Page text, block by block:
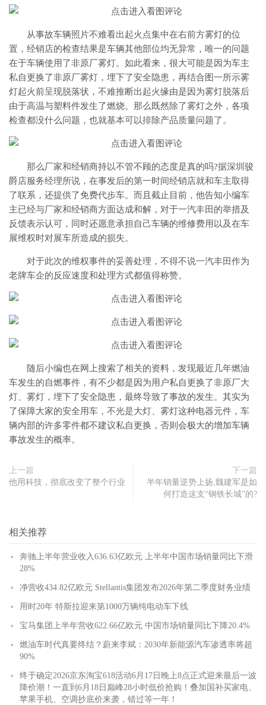
从事故车辆照片不难看出起火点集中在右前方雾灯的位
置，经销店的检查结果是车辆其他部位均无异常，唯一的问题
在于车辆使用了非原厂雾灯。如此看来，很大可能是因为车主
私自更换了非原厂雾灯，埋下了安全隐患，再结合图一所示雾
灯起火前呈现脱落状，不难推断出起火缘由是因为雾灯脱落后
由于高温与塑料件发生了燃烧。那么既然除了雾灯之外，各项
检查都没什么问题，也就基本可以排除产品质量问题了。
那么厂家和经销商持以不管不顾的态度是真的吗?据深圳骏
爵店服务经理所说，在事发后的第一时间经销店就和车主取得
了联系，还提供了免费代步车。而且截止目前，他告知小编车
主已经与厂家和经销商方面达成和解，对于一汽丰田的举措及
反馈表示认可，同时还愿意承担自己车辆的维修费用以及在车
展维权时对展车所造成的损失。
对于此次的维权事件的妥善处理，不得不说一汽丰田作为
老牌车企的反应速度和处理方式都值得称赞。
随后小编也在网上搜索了相关的资料，发现最近几年燃油
车发生的自燃事件，有不少都是因为用户私自更换了非原厂大
灯、雾灯，埋下了安全隐患，最终导致了事故的发生。其实为
了保障大家的安全用车，不光是大灯、雾灯这种电器元件，车
辆内部的许多零件都不建议私自更换，否则会极大的增加车辆
事故发生的概率。
上一篇
他用科技，彻底改变了整个行业
下一篇
半年销量逆势上扬,魏建军是如
何打造这支“钢铁长城”的?
相关推荐
奔驰上半年营业收入636.63亿欧元 上半年中国市场销量同比下滑
28%
净营收434.82亿欧元 Stellantis集团发布2026年第二季度财务业绩
用时20年 特斯拉迎来第1000万辆纯电动车下线
宝马集团上半年营收622.66亿欧元 中国市场销量同比下降20.4%
燃油车时代真要终结？蔚来李斌：2030年新能源汽车渗透率将超
90%
终于确定2026京东淘宝618活动6月17日晚上8点正式迎来最后一波
降价潮！一直到6月18日巅峰28小时低价抢购！叠加国补买家电、
苹果手机、空调抄底价来袭，错过等一年！